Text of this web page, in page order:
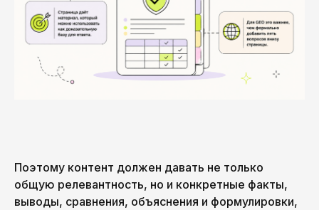
Поэтому контент должен давать не только
общую релевантность, но и конкретные факты,
выводы, сравнения, объяснения и формулировки,